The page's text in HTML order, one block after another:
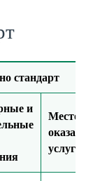
стандарт
и
Место
услуги